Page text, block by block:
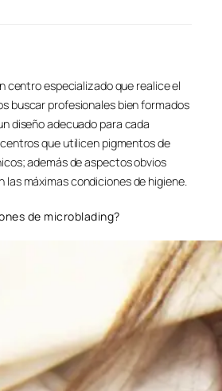
centro especializado que realice el
buscar profesionales bien formados
diseño adecuado para cada
que utilicen pigmentos de
además de aspectos obvios
las máximas condiciones de higiene.
de microblading?